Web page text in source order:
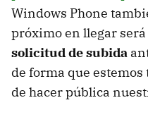
Windows Phone
próximo en llegar
solicitud de subida
de forma que
de hacer pública